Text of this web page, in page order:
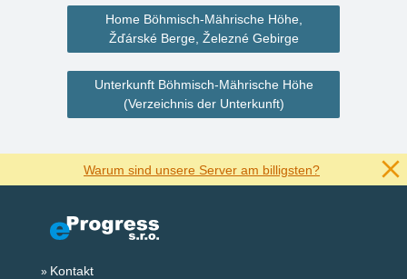
Home Böhmisch-Mährische Höhe,
Žďárské Berge, Železné Gebirge
Unterkunft Böhmisch-Mährische Höhe
(Verzeichnis der Unterkunft)
Warum sind unsere Server am billigsten?
Kontakt